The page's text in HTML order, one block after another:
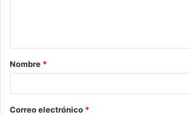
a
r
Nombre *
Correo electrónico *